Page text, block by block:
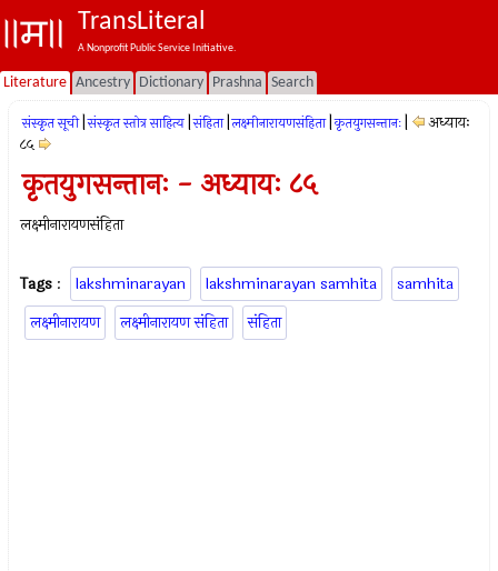
TransLiteral
A Nonprofit Public Service Initiative.
Literature Ancestry Dictionary Prashna Search
संस्कृत सूची संस्कृत स्तोत्र साहित्य संहिता लक्ष्मीनारायणसंहिता कृतयुगसन्तानः
अध्यायः
८५
कृतयुगसन्तानः - अध्यायः ८५
लक्ष्मीनारायणसंहिता
Tags : lakshminarayan lakshminarayan samhita
samhita
लक्ष्मीनारायण
लक्ष्मीनारायण संहिता संहिता